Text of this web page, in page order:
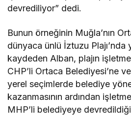
devrediliyor” dedi.
Bunun örneğinin Muğla’nın
dünyaca ünlü İztuzu Plajı’nda
kaydeden Alban, plajın işletme
CHP’li Ortaca Belediyesi’ne
yerel seçimlerde belediye
kazanmasının ardından
MHP’li belediyeye